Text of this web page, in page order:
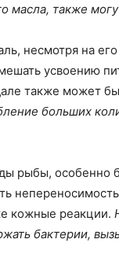
масла, также
несмотря на
усвоению
также может
больших
рыбы, особенно
кожные реакции.
бактерии,